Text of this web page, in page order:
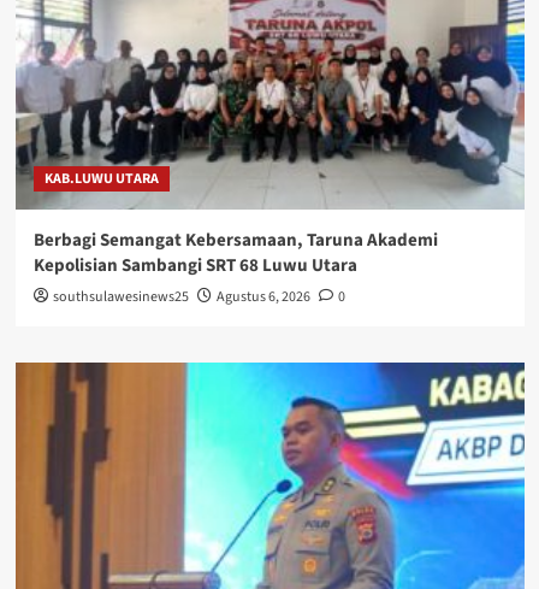
KAB.LUWU UTARA
Berbagi Semangat Kebersamaan, Taruna Akademi
Kepolisian Sambangi SRT 68 Luwu Utara
southsulawesinews25 Agustus 6, 2026 0